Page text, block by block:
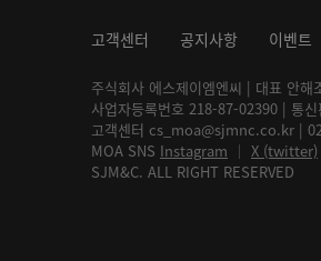
고객센터 공지사항 이벤트
주식회사 에스제이엠엔씨 | 대표 안
사업자등록번호 218-87-02390 | 통
고객센터 cs_moa@sjmnc.co.kr |
MOA SNS Instagram │ X (twitter)
SJM&C. ALL RIGHT RESERVED